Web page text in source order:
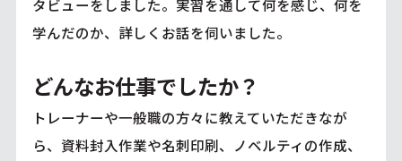
タビューをしました。実習を通して何を感じ、何を
学んだのか、詳しくお話を伺いました。
どんなお仕事でしたか？
トレーナーや一般職の方々に教えていただきなが
ら、資料封入作業や名刺印刷、ノベルティの作成、